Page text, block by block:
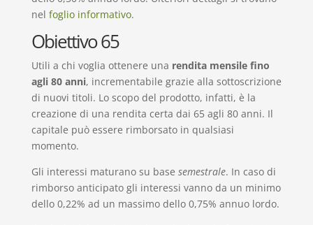
nel foglio informativo.
Obiettivo 65
Utili a chi voglia ottenere una rendita mensile fino
agli 80 anni, incrementabile grazie alla sottoscrizione
di nuovi titoli. Lo scopo del prodotto, infatti, è la
creazione di una rendita certa dai 65 agli 80 anni. Il
capitale può essere rimborsato in qualsiasi
momento.
Gli interessi maturano su base semestrale. In caso di
rimborso anticipato gli interessi vanno da un minimo
dello 0,22% ad un massimo dello 0,75% annuo lordo.